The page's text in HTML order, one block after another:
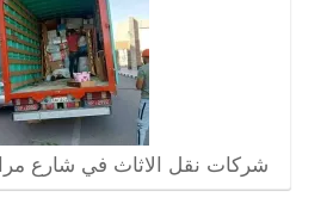
شركات نقل الاثاث في شارع مراد